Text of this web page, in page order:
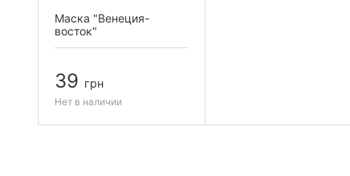
Маска "Венеция-
восток"
39 грн
Нет в наличии